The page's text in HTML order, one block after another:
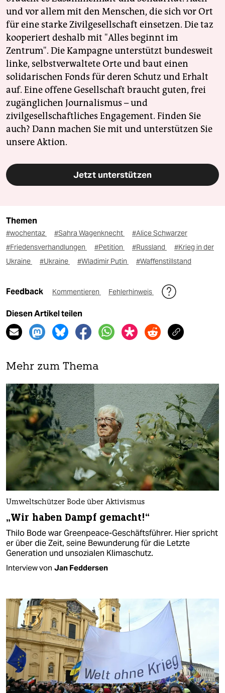
und vor allem mit den Menschen, die sich vor Ort
für eine starke Zivilgesellschaft einsetzen. Die taz
kooperiert deshalb mit "Alles beginnt im
Zentrum". Die Kampagne unterstützt bundesweit
linke, selbstverwaltete Orte und baut einen
solidarischen Fonds für deren Schutz und Erhalt
auf. Eine offene Gesellschaft braucht guten, frei
zugänglichen Journalismus – und
zivilgesellschaftliches Engagement. Finden Sie
auch? Dann machen Sie mit und unterstützen Sie
unsere Aktion.
Jetzt unterstützen
Themen
#wochentaz #Sahra Wagenknecht
#Alice Schwarzer
#Friedensverhandlungen
#Petition #Russland
#Krieg in der
Ukraine
#Ukraine #Wladimir Putin #Waffenstillstand
Feedback Kommentieren Fehlerhinweis
Diesen Artikel teilen
Mehr zum Thema
Umweltschützer Bode über Aktivismus
„Wir haben Dampf gemacht!“
Thilo Bode war Greenpeace-Geschäftsführer. Hier spricht
er über die Zeit, seine Bewunderung für die Letzte
Generation und unsozialen Klimaschutz.
Interview von Jan Feddersen